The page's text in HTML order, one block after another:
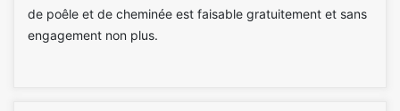
de poêle et de cheminée est faisable gratuitement et sans
engagement non plus.